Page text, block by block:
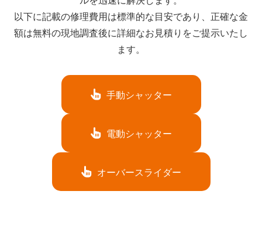
以下に記載の修理費用は標準的な目安であり、正確な金
額は無料の現地調査後に詳細なお見積りをご提示いたし
ます。
手動シャッター
電動シャッター
オーバースライダー